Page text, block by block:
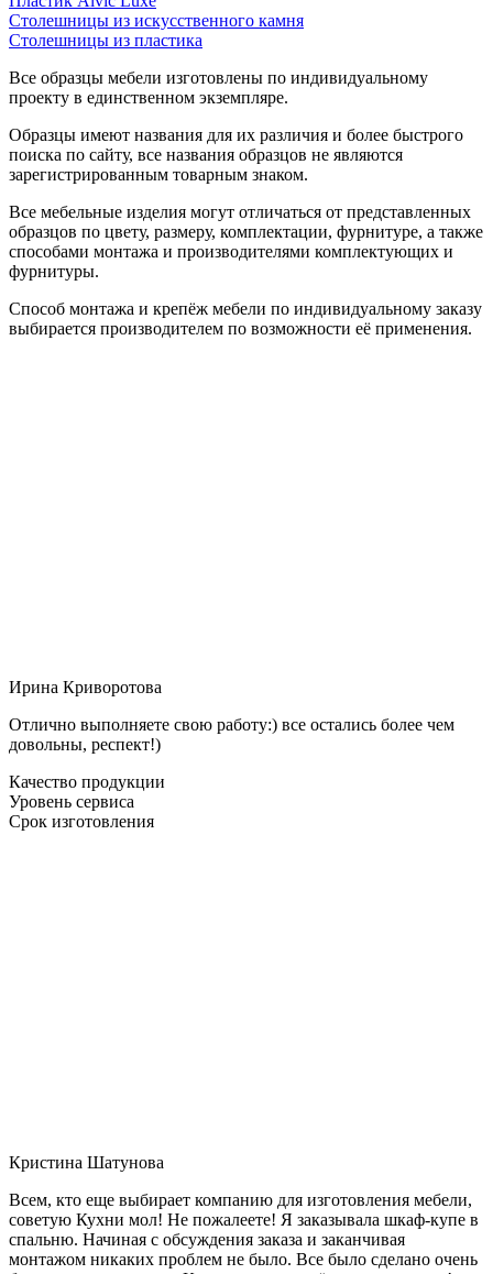
Столешницы из искусственного камня
Столешницы из пластика
Все образцы мебели изготовлены по индивидуальному
проекту в единственном экземпляре.
Образцы имеют названия для их различия и более быстрого
поиска по сайту, все названия образцов не являются
зарегистрированным товарным знаком.
Все мебельные изделия могут отличаться от представленных
образцов по цвету, размеру, комплектации, фурнитуре, а также
способами монтажа и производителями комплектующих и
фурнитуры.
Способ монтажа и крепёж мебели по индивидуальному заказу
выбирается производителем по возможности её применения.
Ирина Криворотова
Отлично выполняете свою работу:) все остались более чем
довольны, респект!)
Качество продукции
Уровень сервиса
Срок изготовления
Кристина Шатунова
Всем, кто еще выбирает компанию для изготовления мебели,
советую Кухни мол! Не пожалеете! Я заказывала шкаф-купе в
спальню. Начиная с обсуждения заказа и заканчивая
монтажом никаких проблем не было. Все было сделано очень